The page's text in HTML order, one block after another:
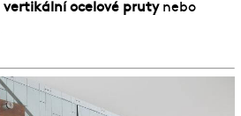
vertikální ocelové prutynebo